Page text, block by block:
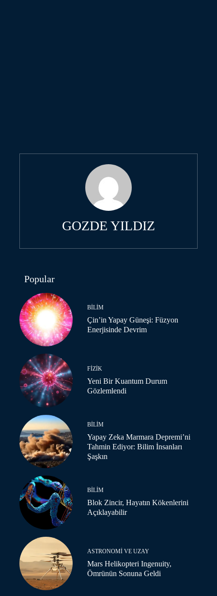
GOZDE YILDIZ
Popular
BILIM
Çin’in Yapay Güneşi: Füzyon
Enerjisinde Devrim
FIZIK
Yeni Bir Kuantum Durum
Gözlemlendi
BILIM
Yapay Zeka Marmara Depremi’ni
Tahmin Ediyor: Bilim İnsanları
Şaşkın
BILIM
Blok Zincir, Hayatın Kökenlerini
Açıklayabilir
ASTRONOMI VE UZAY
Mars Helikopteri Ingenuity,
Ömrünün Sonuna Geldi